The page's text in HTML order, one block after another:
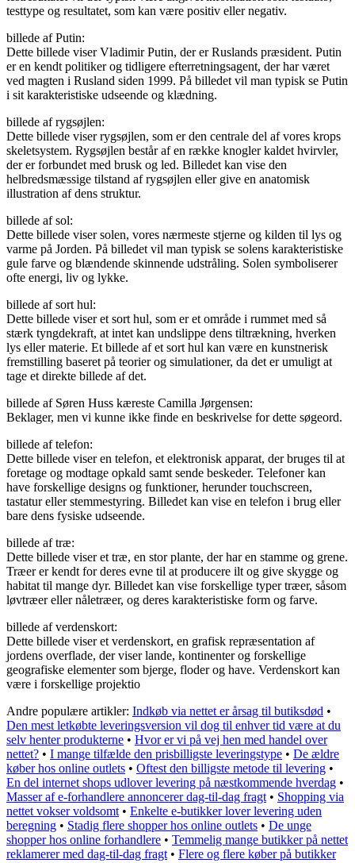
testtype og resultatet, som kan være positiv eller negativ.
billede af Putin:
Dette billede viser Vladimir Putin, der er Ruslands præsident. Putin
er en kendt politiker og tidligere efterretningsagent, der har været
ved magten i Rusland siden 1999. På billedet vil man typisk se Putin
i sit karakteristiske udseende og klædning.
billede af rygsøjlen:
Dette billede viser rygsøjlen, som er den centrale del af vores krops
skeletsystem. Rygsøjlen består af en række knogler kaldet hvirvler,
der er forbundet med brusk og led. Billedet kan vise den
helbredsmæssige tilstand af rygsøjlen eller give en anatomisk
illustration af dens struktur.
billede af sol:
Dette billede viser solen, vores nærmeste stjerne og kilden til lys og
varme på Jorden. På billedet vil man typisk se solens karakteristiske
gule farve og blændende skinnende udstråling. Solen symboliserer
ofte energi, liv og lykke.
billede af sort hul:
Dette billede viser et sort hul, som er et område i rummet med så
stærk tyngdekraft, at intet kan undslippe dens tiltrækning, hverken
lys eller materie. Et billede af et sort hul kan være en kunstnerisk
fremstilling baseret på teorier og simulationer, da det er umuligt at
tage et direkte billede af det.
billede af Søren Huss kæreste Camilla Jørgensen:
Beklager, men vi kunne ikke finde en beskrivelse for dette søgeord.
billede af telefon:
Dette billede viser en telefon, et elektronisk apparat, der bruges til at
foretage og modtage opkald samt sende beskeder. Telefoner kan
have forskellige designs og funktioner, herunder touchscreen,
tastatur eller stemmestyring. Billedet kan vise en telefon i brug eller
bare dens fysiske udseende.
billede af træ:
Dette billede viser et træ, en stor plante, der har en stamme og grene.
Træer er kendt for deres evne til at producere ilt og give skygge og
habitat til mange dyr. Billedet kan vise forskellige typer træer, såsom
løvtræer eller nåletræer, og deres karakteristiske form og farve.
billede af verdenskort:
Dette billede viser et verdenskort, en grafisk repræsentation af
jordens overflade, der viser lande, kontinenter og forskellige
geografiske elementer som bjerge, floder og have. Verdenskort kan
være i forskellige projektio
Andre populære artikler: Indkøb via nettet er årsag til butiksdød •
Den mest letkøbte leveringsversion vil dog til enhver tid være at du
selv henter produkterne • Hvor er vi på vej hen med handel over
nettet? • I mange tilfælde den prisbilligste leveringstype • De ældre
køber hos online outlets • Oftest den billigste metode til levering •
En del internet shops udlover levering på næstkommende hverdag •
Masser af e-forhandlere annoncerer dag-til-dag fragt • Shopping via
nettet vokser voldsomt • Enkelte e-butikker lover levering uden
beregning • Stadig flere shopper hos online outlets • De unge
shopper hos online forhandlere • Temmelig mange butikker på nettet
reklamerer med dag-til-dag fragt • Flere og flere køber på butikker